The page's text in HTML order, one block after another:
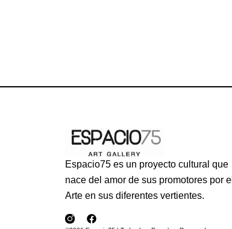
Espacio75 es un proyecto cultural que
nace del amor de sus promotores por el
Arte en sus diferentes vertientes.